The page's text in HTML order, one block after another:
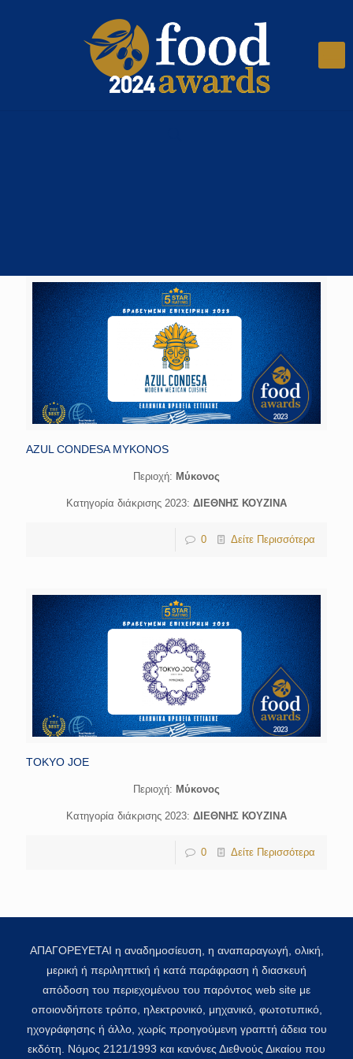
AZUL CONDESA MYKONOS
Περιοχή: Μύκονος
Κατηγορία διάκρισης 2023: ΔΙΕΘΝΗΣ ΚΟΥΖΙΝΑ
0 Δείτε Περισσότερα
TOKYO JOE
Περιοχή: Μύκονος
Κατηγορία διάκρισης 2023: ΔΙΕΘΝΗΣ ΚΟΥΖΙΝΑ
0 Δείτε Περισσότερα
ΑΠΑΓΟΡΕΥΕΤΑΙ η αναδημοσίευση, η αναπαραγωγή, ολική,
μερική ή περιληπτική ή κατά παράφραση ή διασκευή
απόδοση του περιεχομένου του παρόντος web site με
οποιονδήποτε τρόπο, ηλεκτρονικό, μηχανικό, φωτοτυπικό,
ηχογράφησης ή άλλο, χωρίς προηγούμενη γραπτή άδεια του
εκδότη. Νόμος 2121/1993 και κανόνες Διεθνούς Δικαίου που